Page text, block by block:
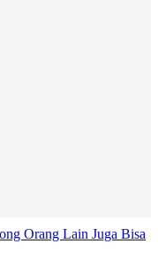
Orang Lain Juga Bisa